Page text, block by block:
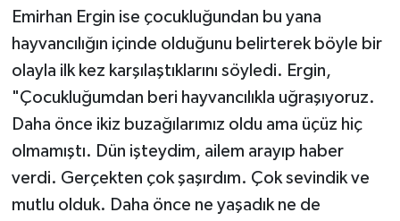
Emirhan Ergin ise çocukluğundan bu yana
hayvancılığın içinde olduğunu belirterek böyle bir
olayla ilk kez karşılaştıklarını söyledi. Ergin,
"Çocukluğumdan beri hayvancılıkla uğraşıyoruz.
Daha önce ikiz buzağılarımız oldu ama üçüz hiç
olmamıştı. Dün işteydim, ailem arayıp haber
verdi. Gerçekten çok şaşırdım. Çok sevindik ve
mutlu olduk. Daha önce ne yaşadık ne de